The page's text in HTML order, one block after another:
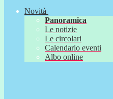
Novità
Panoramica
Le notizie
Le circolari
Calendario eventi
Albo online